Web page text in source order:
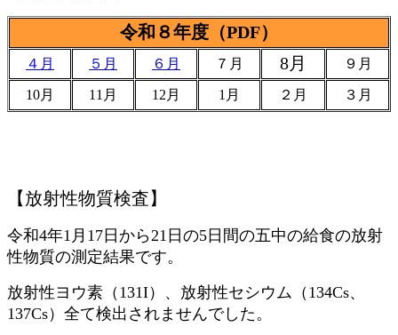
令和８年度（PDF）
４月 ５月 ６月 ７月 8月
９月
10月
11月 12月 1月 ２月 ３月
【放射性物質検査】
令和4年1月17日から21日の5日間の五中の給食の放射
性物質の測定結果です。
放射性ヨウ素（131I）、放射性セシウム（134Cs、
137Cs）全て検出されませんでした。